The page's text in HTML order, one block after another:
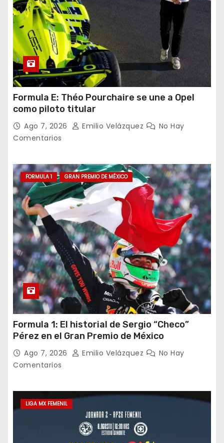
Formula E: Théo Pourchaire se une a Opel
como piloto titular
Ago 7, 2026 Emilio Velázquez
No Hay
Comentarios
FORMULA 1 GRAN PREMIO DE MÉXICO
Formula 1: El historial de Sergio “Checo”
Pérez en el Gran Premio de México
Ago 7, 2026 Emilio Velázquez
No Hay
Comentarios
LIGA MX FEMENIL